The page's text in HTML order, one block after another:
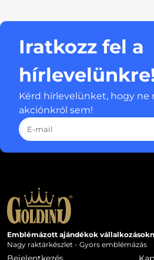
Iratkozz fel a
Kérd hírlevelünket, hogy ne
akciónkról sem!
Emblémázott ajándékok
Nagy raktárkészlet - Gyors emblémázás